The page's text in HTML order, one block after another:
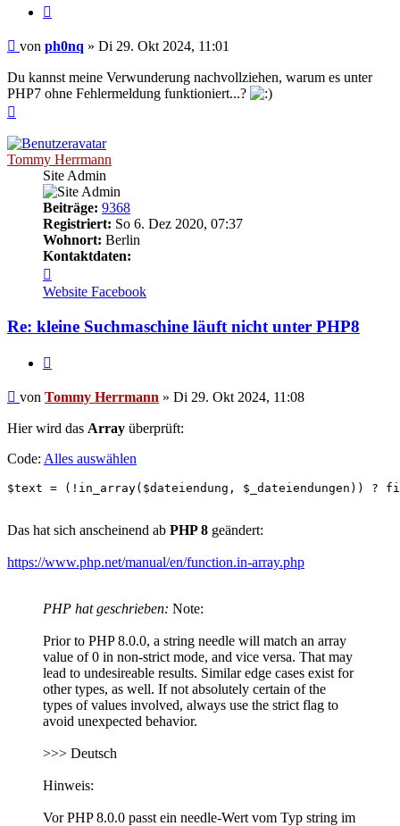
Ungelesener
Beitrag
von ph0nq » Di 29. Okt 2024, 11:01
Du kannst meine Verwunderung nachvollziehen, warum es unter
PHP7 ohne Fehlermeldung funktioniert...?
Tommy Herrmann
Site Admin
Beiträge: 9368
Registriert: So 6. Dez 2020, 07:37
Wohnort: Berlin
Kontaktdaten:
von
Tommy
Herrmann
Website Facebook
Re: kleine Suchmaschine läuft nicht unter PHP8
Ungelesener
von Tommy Herrmann » Di 29. Okt 2024, 11:08
Hier wird das Array überprüft:
Code: Alles auswählen
$text = (!in_array($dateiendung, $_dateiendungen))
Das hat sich anscheinend ab PHP 8 geändert:
https://www.php.net/manual/en/function.in-array.php
PHP hat geschrieben: Note:
Prior to PHP 8.0.0, a string needle will match an array
value of 0 in non-strict mode, and vice versa. That may
lead to undesireable results. Similar edge cases exist for
other types, as well. If not absolutely certain of the
types of values involved, always use the strict flag to
avoid unexpected behavior.
>>> Deutsch
Hinweis:
Vor PHP 8.0.0 passt ein needle-Wert vom Typ string im